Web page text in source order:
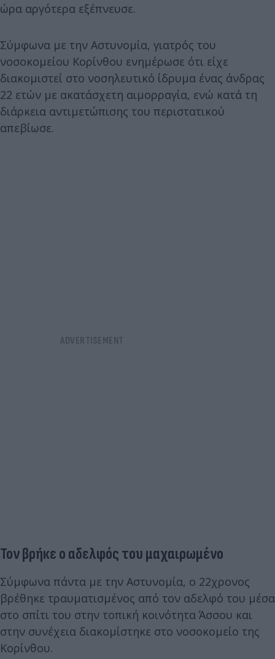
ώρα αργότερα εξέπνευσε.
Σύμφωνα με την Αστυνομία, γιατρός του
νοσοκομείου Κορίνθου ενημέρωσε ότι είχε
διακομιστεί στο νοσηλευτικό ίδρυμα ένας άνδρας
22 ετών με ακατάσχετη αιμορραγία, ενώ κατά τη
διάρκεια αντιμετώπισης του περιστατικού
απεβίωσε.
Τον βρήκε ο αδελφός του μαχαιρωμένο
Σύμφωνα πάντα με την Αστυνομία, ο 22χρονος
βρέθηκε τραυματισμένος από τον αδελφό του μέσα
στο σπίτι του στην τοπική κοινότητα Άσσου και
στην συνέχεια διακομίστηκε στο νοσοκομείο της
Κορίνθου.